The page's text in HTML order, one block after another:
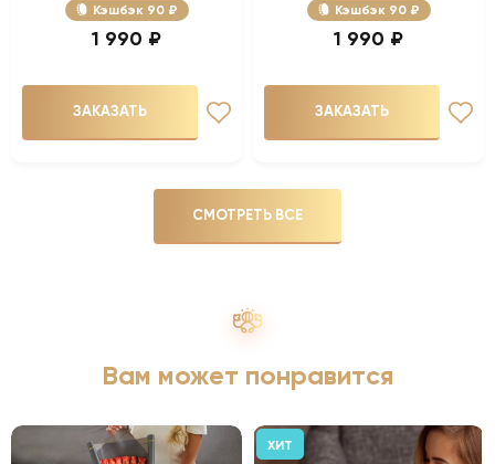
Кэшбэк 90 ₽
1 990 ₽
ЗАКАЗАТЬ
Кэшбэк 90 ₽
1 990 ₽
ЗАКАЗАТЬ
СМОТРЕТЬ ВСЕ
Вам может понравится
ХИТ